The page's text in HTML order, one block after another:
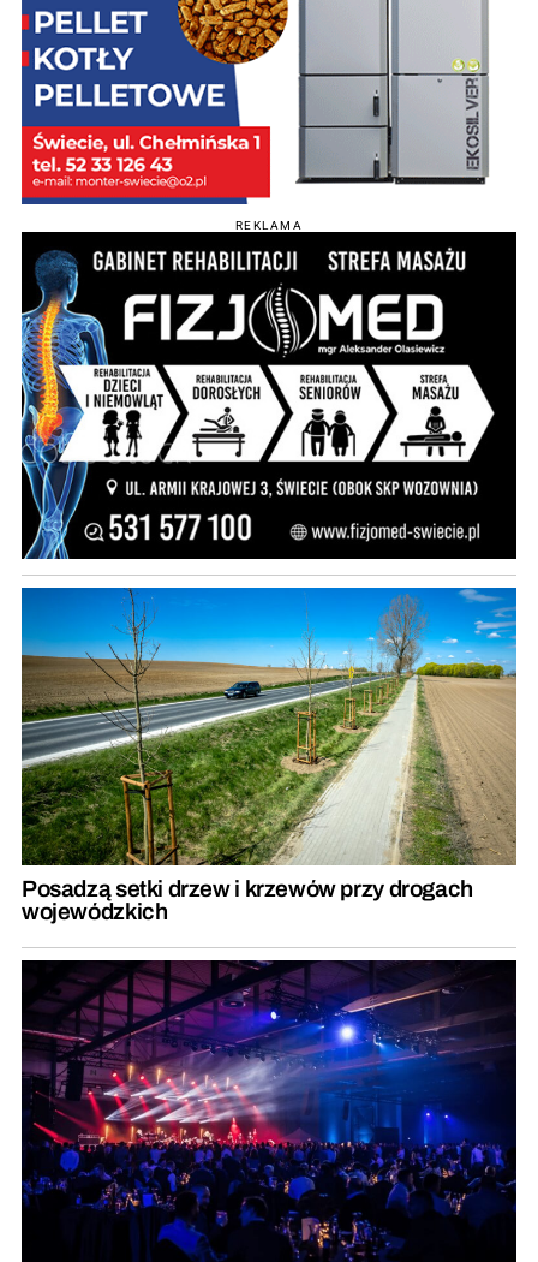
REKLAMA
Posadzą setki drzew i krzewów przy drogach
wojewódzkich